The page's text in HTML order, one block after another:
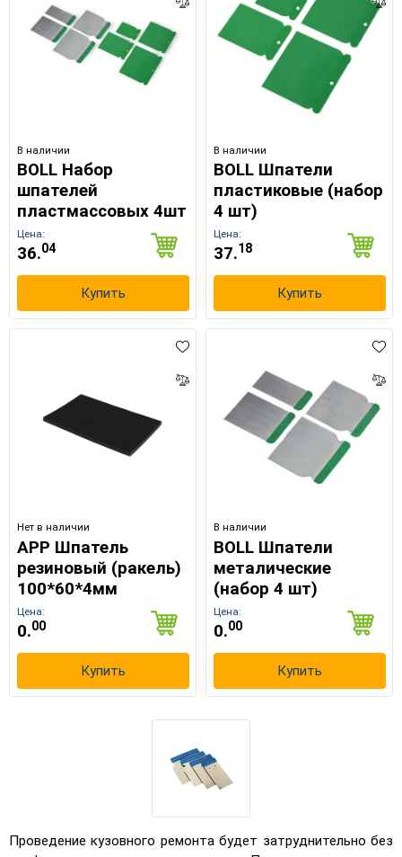
Выберите язык магазина ×
В наличии
BOLL Набор
шпателей
пластмассовых 4шт
Цена:
36.04
Купить
В наличии
BOLL Шпатели
пластиковые (набор
4 шт)
Цена:
37.18
Купить
Нет в наличии
APP Шпатель
резиновый (ракель)
100*60*4мм
Цена:
0.00
Купить
В наличии
BOLL Шпатели
металические
(набор 4 шт)
Цена:
0.00
Купить
Проведение кузовного ремонта будет затруднительно без